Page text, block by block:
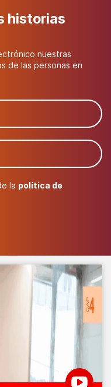
historias
nuestras
de las personas en
la política de